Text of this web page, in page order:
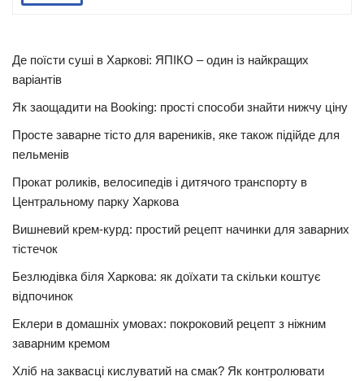
Де поїсти суші в Харкові: ЯПІКО – один із найкращих
варіантів
Як заощадити на Booking: прості способи знайти нижчу ціну
Просте заварне тісто для вареників, яке також підійде для
пельменів
Прокат роликів, велосипедів і дитячого транспорту в
Центральному парку Харкова
Вишневий крем-курд: простий рецепт начинки для заварних
тістечок
Безлюдівка біля Харкова: як доїхати та скільки коштує
відпочинок
Еклери в домашніх умовах: покроковий рецепт з ніжним
заварним кремом
Хліб на заквасці кислуватий на смак? Як контролювати